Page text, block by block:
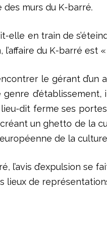
murs du K-barré.
elle en train de
l’affaire du K-barré est
le gérant
lieu-dit ferme ses
un ghetto de la
de la culture
l’avis d’expulsion se
lieux de